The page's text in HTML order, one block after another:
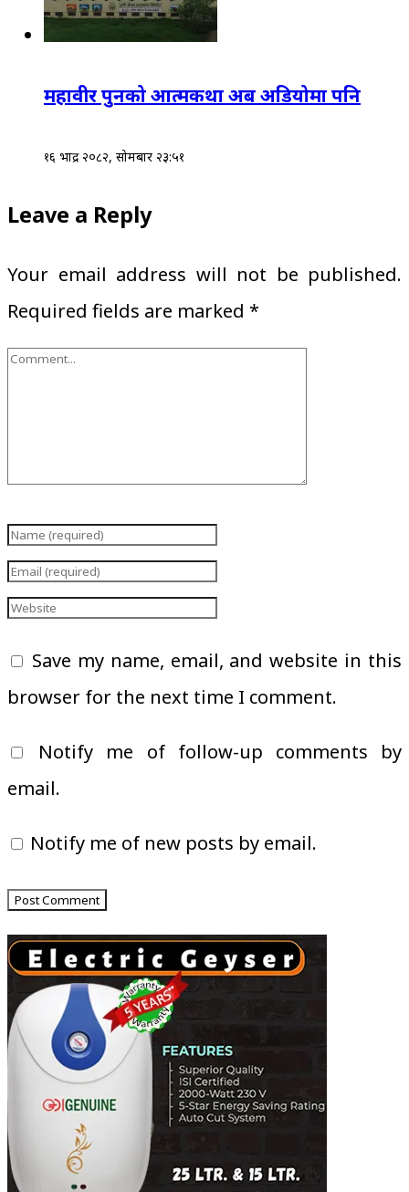
महावीर पुनको आत्मकथा अब अडियोमा पनि
१६ भाद्र २०८२, सोमबार २३:५१
Leave a Reply
Your email address will not be published.
Required fields are marked *
Save my name, email, and website in this
browser for the next time I comment.
Notify me of follow-up comments by
email.
Notify me of new posts by email.